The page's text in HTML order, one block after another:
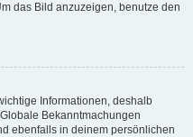
das Bild anzuzeigen, benutze den
Informationen, deshalb
Bekanntmachungen
ebenfalls in deinem persönlichen